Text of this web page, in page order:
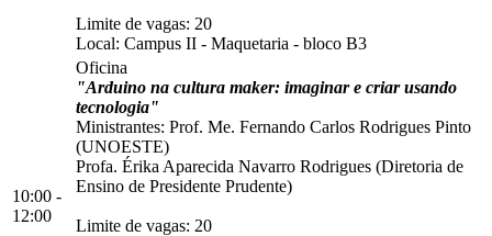
Limite de vagas: 20
Local: Campus II - Maquetaria - bloco B3
10:00 -
12:00
Oficina
"Arduino na cultura maker: imaginar e criar usando
tecnologia"
Ministrantes: Prof. Me. Fernando Carlos Rodrigues Pinto
(UNOESTE)
Profa. Érika Aparecida Navarro Rodrigues (Diretoria de
Ensino de Presidente Prudente)
Limite de vagas: 20